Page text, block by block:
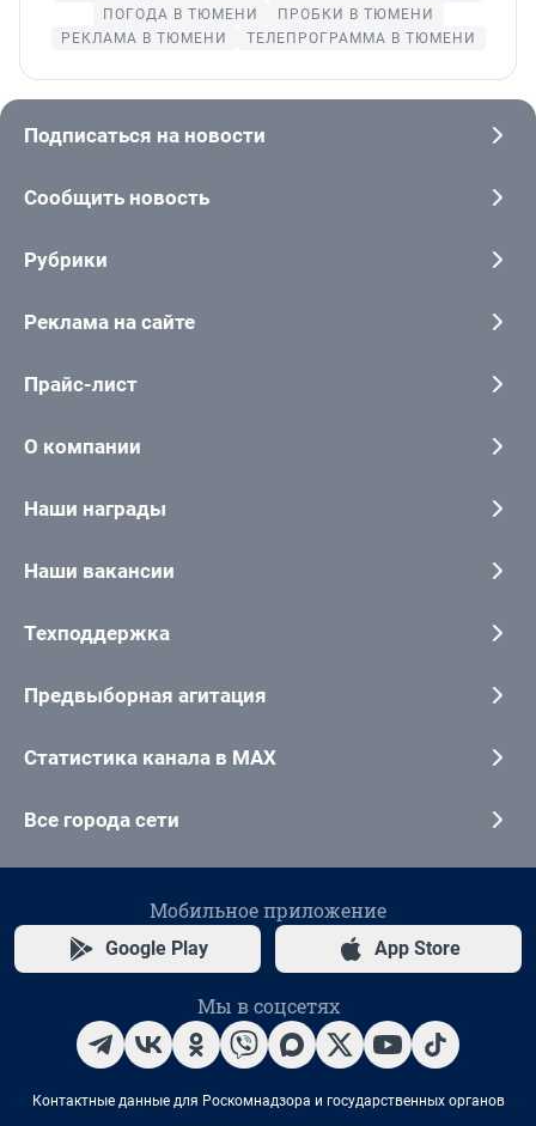
ПОГОДА В ТЮМЕНИ
ПРОБКИ В ТЮМЕНИ
РЕКЛАМА В ТЮМЕНИ
ТЕЛЕПРОГРАММА В ТЮМЕНИ
Подписаться на новости
Сообщить новость
Рубрики
Реклама на сайте
Прайс-лист
О компании
Наши награды
Наши вакансии
Техподдержка
Предвыборная агитация
Статистика канала в MAX
Все города сети
Мобильное приложение
Google Play App Store
Мы в соцсетях
Контактные данные для Роскомнадзора и государственных органов